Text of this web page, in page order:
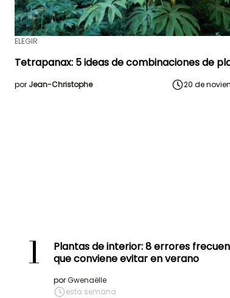
ELEGIR
Tetrapanax: 5 ideas de combinaciones de
por Jean-Christophe 20 de
1
Plantas de interior: 8 errores
que conviene evitar en verano
porGwenaëlle
esta semana